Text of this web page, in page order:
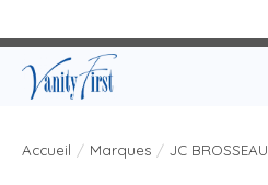
Accueil / Marques / JC BROSSEAU